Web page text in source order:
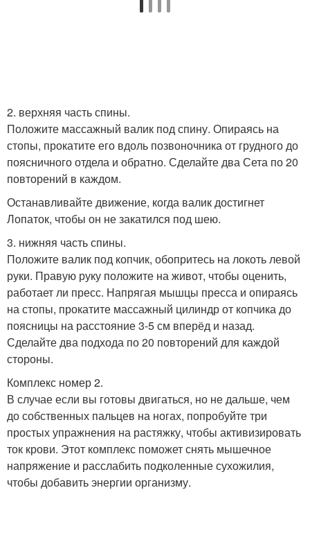
2. верхняя часть спины.
Положите массажный валик под спину. Опираясь на
стопы, прокатите его вдоль позвоночника от грудного до
поясничного отдела и обратно. Сделайте два Сета по 20
повторений в каждом.
Останавливайте движение, когда валик достигнет
Лопаток, чтобы он не закатился под шею.
3. нижняя часть спины.
Положите валик под копчик, обопритесь на локоть левой
руки. Правую руку положите на живот, чтобы оценить,
работает ли пресс. Напрягая мышцы пресса и опираясь
на стопы, прокатите массажный цилиндр от копчика до
поясницы на расстояние 3-5 см вперёд и назад.
Сделайте два подхода по 20 повторений для каждой
стороны.
Комплекс номер 2.
В случае если вы готовы двигаться, но не дальше, чем
до собственных пальцев на ногах, попробуйте три
простых упражнения на растяжку, чтобы активизировать
ток крови. Этот комплекс поможет снять мышечное
напряжение и расслабить подколенные сухожилия,
чтобы добавить энергии организму.